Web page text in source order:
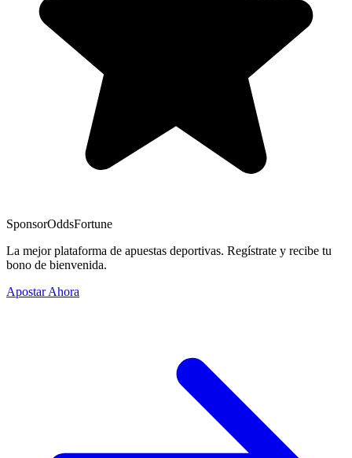
SponsorOddsFortune
La mejor plataforma de apuestas deportivas. Regístrate y recibe tu
bono de bienvenida.
Apostar Ahora